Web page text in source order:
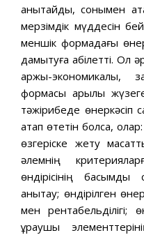
анықтайды, сонымен
мерзімдік мүддесін
меншік формадағы
дамытуға қабілетті. Ол
қаржы-экономикалық,
формасы арқылы
тəжірибеде өнеркəсіп
атап өтетін болсақ,
өзгеріске жету
əлемнің
өндірісінің
анықтау; өндірілген
мен рентабельділігі;
құраушы